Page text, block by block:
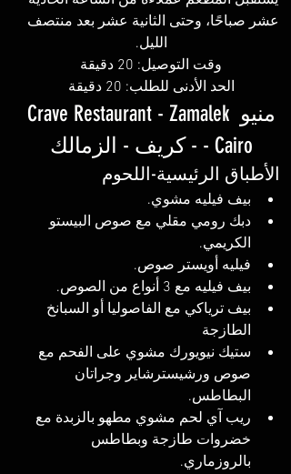
عشر صباحًا، وحتى الثانية عشر بعد منتصف
الليل.
وقت التوصيل: 20 دقيقة
الحد الأدنى للطلب: 20 دقيقة
منيو Crave Restaurant - Zamalek
- Cairo - كريف - الزمالك
الأطباق الرئيسية-اللحوم
بيف فيليه مشوي.
دبك رومي مقلي مع صوص البيستو
الكريمي.
فيليه أويستر صوص.
بيف فيليه مع 3 أنواع من الصوص.
بيف ترياكي مع الفاصوليا أو السبانخ
الطازجة
ستيك نيويورك مشوي على الفحم مع
صوص ورشيسترشاير وجراتان
البطاطس.
ريب آي لحم مشوي مطهو بالزبدة مع
خضروات طازجة وبطاطس
بالروزماري.